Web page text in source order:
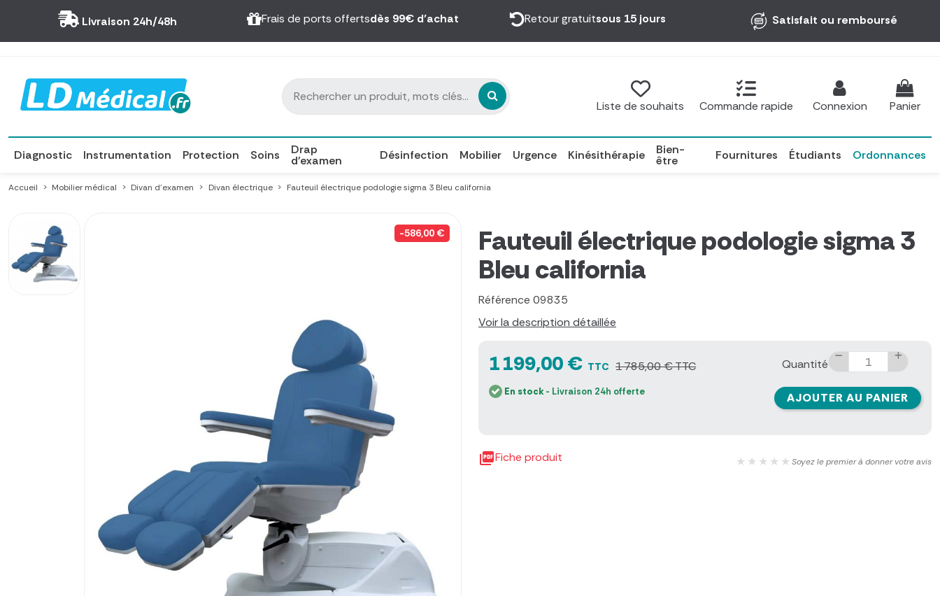
Livraison 24h/48h Frais de ports offertsdès 99€ d’achat Retour gratuitsous 15 jours Satisfait ou remboursé
Liste de souhaits Commande rapide Connexion Panier
Diagnostic Instrumentation Protection Soins Drap
d'examen Désinfection Mobilier Urgence Kinésithérapie Bien-
être Fournitures Étudiants Ordonnances
Accueil Mobilier médical Divan d'examen Divan électrique Fauteuil électrique podologie sigma 3 Bleu california
-586,00 €
Fauteuil électrique podologie sigma 3
Bleu california
Référence 09835
Voir la description détaillée
1 199,00 € TTC 1 785,00 € TTC
En stock- Livraison 24h offerte
Quantité
AJOUTER AU PANIER
Fiche produit ★★★★★ Soyez le premier à donner votre avis
Panneau de gestion des cookies